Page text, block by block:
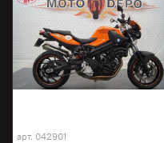
арт. 042901